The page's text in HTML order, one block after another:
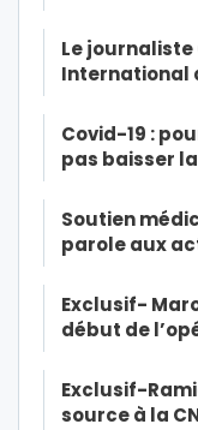
Le
International
Covid-19 :
pas baisser
Soutien
parole aux
Exclusif-
début de
Exclusif-
source à la